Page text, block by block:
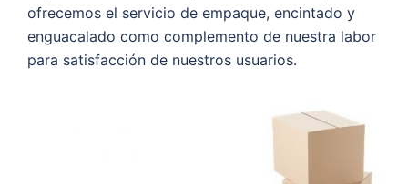
ofrecemos el servicio de empaque, encintado y
enguacalado como complemento de nuestra labor
para satisfacción de nuestros usuarios.